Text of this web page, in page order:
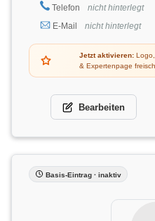
Telefon
nicht hinterlegt
E-Mail
nicht hinterlegt
Jetzt aktivieren:
& Expertenpage
Bearbeiten
Basis-Eintrag · inaktiv